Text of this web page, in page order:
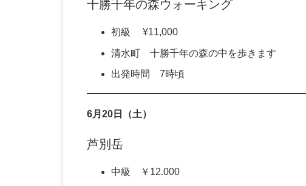
十勝千年の森ウォーキング
初級 ¥11,000
清水町 十勝千年の森の中を歩きます
出発時間 7時頃
6月20日（土）
芦別岳
中級 ￥12.000